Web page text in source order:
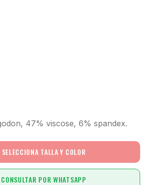
47% viscose, 6% spandex.
SELECCIONA TALLA Y COLOR
CONSULTAR POR WHATSAPP